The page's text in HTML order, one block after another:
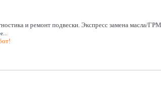
и ремонт подвески. Экспресс замена